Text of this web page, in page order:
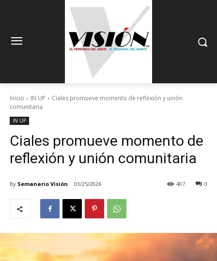
Inicio IN UP
Ciales promueve momento de reflexión y unión
comunitaria
IN UP
Ciales promueve momento de
reflexión y unión comunitaria
By Semanario Visión 03/25/2026 0
407